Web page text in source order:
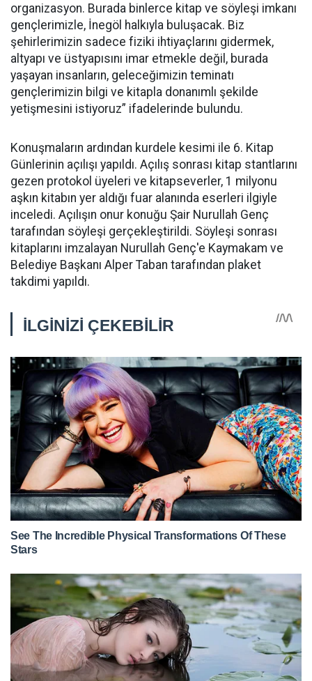
organizasyon. Burada binlerce kitap ve söyleşi imkanı
gençlerimizle, İnegöl halkıyla buluşacak. Biz
şehirlerimizin sadece fiziki ihtiyaçlarını gidermek,
altyapı ve üstyapısını imar etmekle değil, burada
yaşayan insanların, geleceğimizin teminatı
gençlerimizin bilgi ve kitapla donanımlı şekilde
yetişmesini istiyoruz” ifadelerinde bulundu.
Konuşmaların ardından kurdele kesimi ile 6. Kitap
Günlerinin açılışı yapıldı. Açılış sonrası kitap stantlarını
gezen protokol üyeleri ve kitapseverler, 1 milyonu
aşkın kitabın yer aldığı fuar alanında eserleri ilgiyle
inceledi. Açılışın onur konuğu Şair Nurullah Genç
tarafından söyleşi gerçekleştirildi. Söyleşi sonrası
kitaplarını imzalayan Nurullah Genç'e Kaymakam ve
Belediye Başkanı Alper Taban tarafından plaket
takdimi yapıldı.